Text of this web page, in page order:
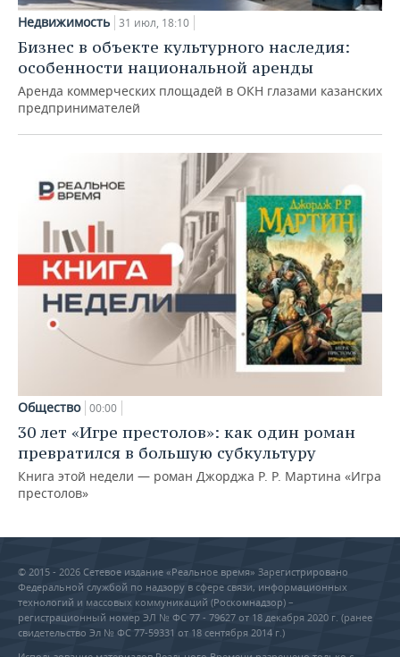
Недвижимость 31 июл, 18:10
Бизнес в объекте культурного наследия:
особенности национальной аренды
Аренда коммерческих площадей в ОКН глазами казанских
предпринимателей
Общество 00:00
30 лет «Игре престолов»: как один роман
превратился в большую субкультуру
Книга этой недели — роман Джорджа Р. Р. Мартина «Игра
престолов»
© 2015 - 2026 Сетевое издание «Реальное время» Зарегистрировано
Федеральной службой по надзору в сфере связи, информационных
технологий и массовых коммуникаций (Роскомнадзор) –
регистрационный номер ЭЛ № ФС 77 - 79627 от 18 декабря 2020 г. (ранее
свидетельство Эл № ФС 77-59331 от 18 сентября 2014 г.)